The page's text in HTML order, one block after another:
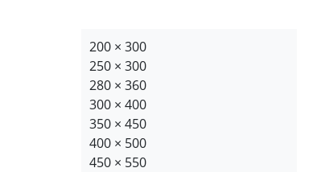
200 × 300
250 × 300
280 × 360
300 × 400
350 × 450
400 × 500
450 × 550